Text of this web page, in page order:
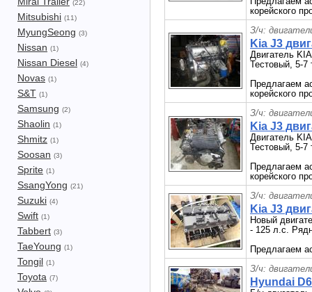
(22)
Mitsubishi (11)
MyungSeong (3)
Nissan (1)
Nissan Diesel (4)
Novas (1)
S&T (1)
Samsung (2)
Shaolin (1)
Shmitz (1)
Soosan (3)
Sprite (1)
SsangYong (21)
Suzuki (4)
Swift (1)
Tabbert (3)
TaeYoung (1)
Tongil (1)
Toyota (7)
корейского
З/ч:
Kia J3
Двигатель
Тестовый, 5-7
Предлагаем
корейского
З/ч:
Kia J3
Двигатель
Тестовый, 5-7
Предлагаем
корейского
З/ч:
Kia J3
Новый
- 125 л.с.
Предлагаем
З/ч:
Hyundai